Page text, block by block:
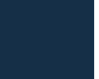
nikomu nesľubuje